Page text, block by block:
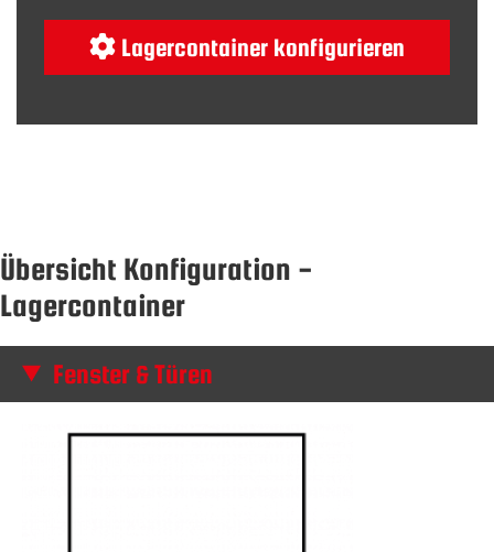
Lagercontainer konfigurieren
Übersicht Konfiguration -
Lagercontainer
Fenster & Türen